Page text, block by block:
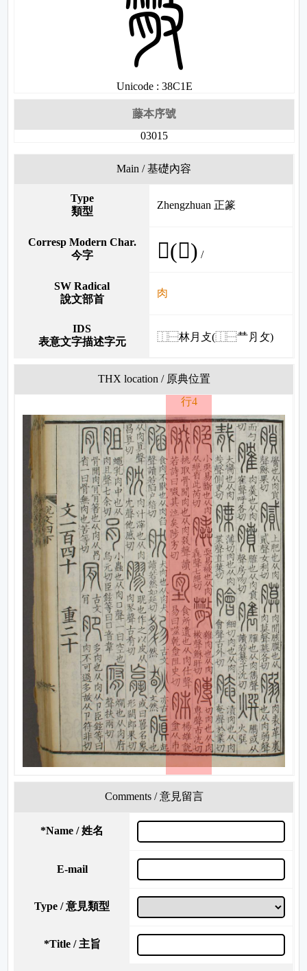
Unicode : 38C1E
藤本序號
03015
Main / 基礎內容
Type
類型
Zhengzhuan 正篆
Corresp Modern Char.
今字
𢿨(散) /
SW Radical
說文部首
肉
IDS
表意文字描述字元
⿰⿱林月攴(⿰⿱龷⺼攵)
THX location / 原典位置
行4
Comments / 意見留言
*Name / 姓名
E-mail
Type / 意見類型
*Title / 主旨